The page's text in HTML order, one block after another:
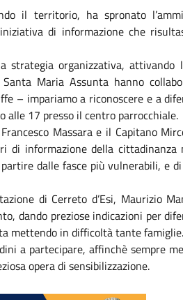
il territorio, ha spronato
di informazione che
strategia organizzativa, attivando
Maria Assunta hanno
– impariamo a riconoscere e a
alle 17 presso il centro parrocchiale.
Massara e il Capitano
di informazione della cittadinanza
dalle fasce più vulnerabili, e
di Cerreto d’Esi, Maurizio
dando preziose indicazioni per
mettendo in difficoltà tante famiglie.
a partecipare, affinchè sempre
opera di sensibilizzazione.